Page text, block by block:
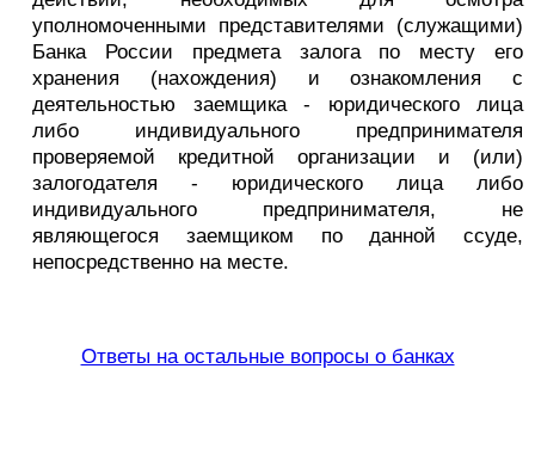
уполномоченными представителями (служащими)
Банка России предмета залога по месту его
хранения (нахождения) и ознакомления с
деятельностью заемщика - юридического лица
либо индивидуального предпринимателя
проверяемой кредитной организации и (или)
залогодателя - юридического лица либо
индивидуального предпринимателя, не
являющегося заемщиком по данной ссуде,
непосредственно на месте.
Ответы на остальные вопросы о банках